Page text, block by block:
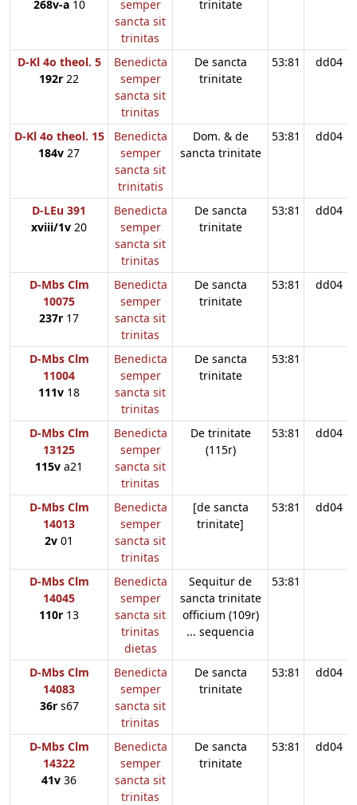
268v-a10
semper
sancta sit
trinitas
trinitate
D-Kl 4o theol. 5
192r 22
Benedicta
semper
sancta sit
trinitas
De sancta
trinitate
53:81 dd04
D-Kl 4o theol. 15
184v 27
Benedicta
semper
sancta sit
trinitatis
Dom. & de
sancta trinitate
53:81 dd04
D-LEu 391
xviii/1v 20
Benedicta
semper
sancta sit
trinitas
De sancta
trinitate
53:81 dd04
D-Mbs Clm
10075
237r 17
Benedicta
semper
sancta sit
trinitas
De sancta
trinitate
53:81 dd04
D-Mbs Clm
11004
111v 18
Benedicta
semper
sancta sit
trinitas
De sancta
trinitate
53:81
D-Mbs Clm
13125
115v a21
Benedicta
semper
sancta sit
trinitas
De trinitate
(115r)
53:81 dd04
D-Mbs Clm
14013
2v 01
Benedicta
semper
sancta sit
trinitas
[de sancta
trinitate]
53:81 dd04
D-Mbs Clm
14045
110r 13
Benedicta
semper
sancta sit
trinitas
dietas
Sequitur de
sancta trinitate
officium (109r)
... sequencia
53:81
D-Mbs Clm
14083
36rs67
Benedicta
semper
sancta sit
trinitas
De sancta
trinitate
53:81 dd04
D-Mbs Clm
14322
41v 36
Benedicta
semper
sancta sit
trinitas
De sancta
trinitate
53:81 dd04